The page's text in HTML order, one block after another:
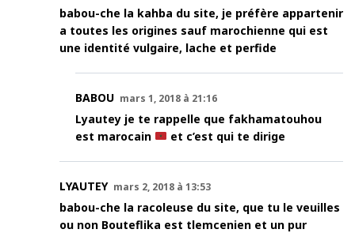
babou-che la kahba du site, je préfère appartenir
a toutes les origines sauf marochienne qui est
une identité vulgaire, lache et perfide
BABOU mars 1, 2018 à 21:16
Lyautey je te rappelle que fakhamatouhou
est marocain
et c’est qui te dirige
LYAUTEY mars 2, 2018 à 13:53
babou-che la racoleuse du site, que tu le veuilles
ou non Bouteflika est tlemcenien et un pur